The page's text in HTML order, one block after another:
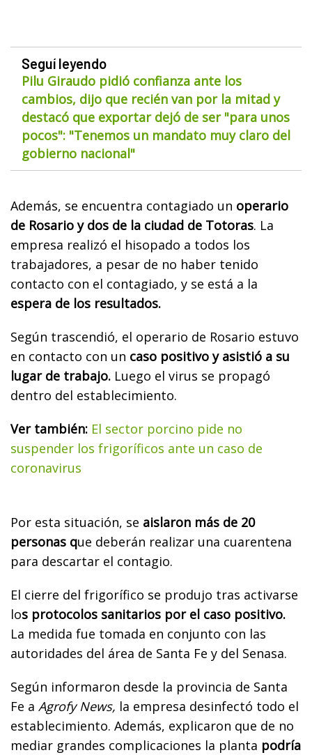
Seguí leyendo
Pilu Giraudo pidió confianza ante los
cambios, dijo que recién van por la mitad y
destacó que exportar dejó de ser "para unos
pocos": "Tenemos un mandato muy claro del
gobierno nacional"
Además, se encuentra contagiado un operario
de Rosario y dos de la ciudad de Totoras. La
empresa realizó el hisopado a todos los
trabajadores, a pesar de no haber tenido
contacto con el contagiado, y se está a la
espera de los resultados.
Según trascendió, el operario de Rosario estuvo
en contacto con un caso positivo y asistió a su
lugar de trabajo. Luego el virus se propagó
dentro del establecimiento.
Ver también: El sector porcino pide no
suspender los frigoríficos ante un caso de
coronavirus
Por esta situación, se aislaron más de 20
personas que deberán realizar una cuarentena
para descartar el contagio.
El cierre del frigorífico se produjo tras activarse
los protocolos sanitarios por el caso positivo.
La medida fue tomada en conjunto con las
autoridades del área de Santa Fe y del Senasa.
Según informaron desde la provincia de Santa
Fe a Agrofy News, la empresa desinfectó todo el
establecimiento. Además, explicaron que de no
mediar grandes complicaciones la planta podría